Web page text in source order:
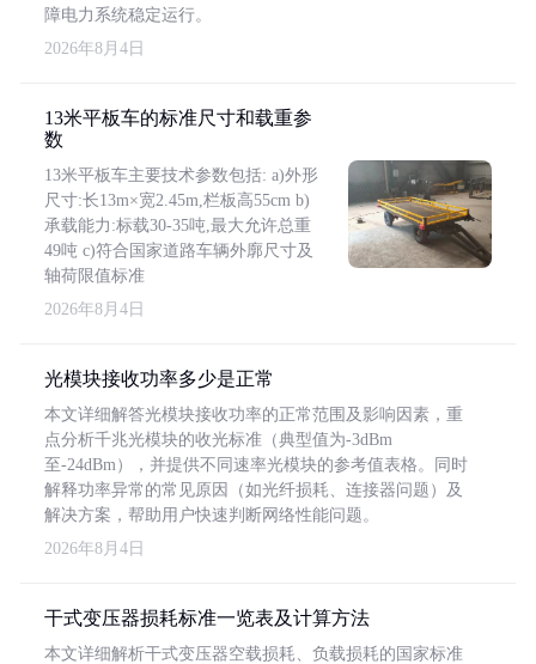
障电力系统稳定运行。
2026年8月4日
13米平板车的标准尺寸和载重参
数
13米平板车主要技术参数包括: a)外形
尺寸:长13m×宽2.45m,栏板高55cm b)
承载能力:标载30-35吨,最大允许总重
49吨 c)符合国家道路车辆外廓尺寸及
轴荷限值标准
2026年8月4日
光模块接收功率多少是正常
本文详细解答光模块接收功率的正常范围及影响因素，重
点分析千兆光模块的收光标准（典型值为-3dBm
至-24dBm），并提供不同速率光模块的参考值表格。同时
解释功率异常的常见原因（如光纤损耗、连接器问题）及
解决方案，帮助用户快速判断网络性能问题。
2026年8月4日
干式变压器损耗标准一览表及计算方法
本文详细解析干式变压器空载损耗、负载损耗的国家标准